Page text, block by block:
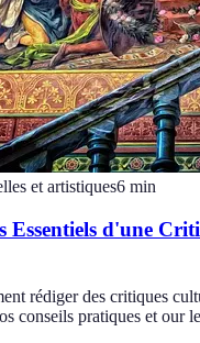
et artistiques6 min
Essentiels d'une
rédiger des critiques
conseils pratiques et our